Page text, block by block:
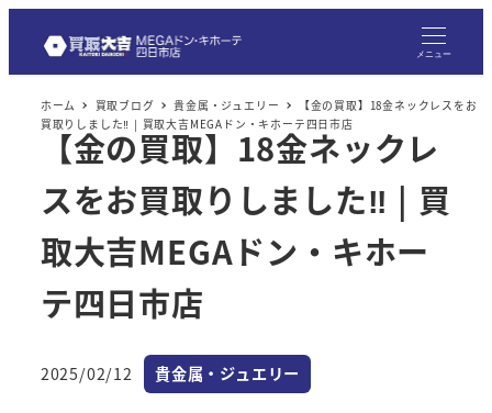
メニュー
ホーム 買取ブログ 貴金属・ジュエリー
【金の買取】18金ネックレスをお
買取りしました‼ | 買取大吉MEGAドン・キホーテ四日市店
【金の買取】18金ネックレ
スをお買取りしました‼ | 買
取大吉MEGAドン・キホー
テ四日市店
投稿日
2025/02/12 カテゴリー
貴金属・ジュエリー